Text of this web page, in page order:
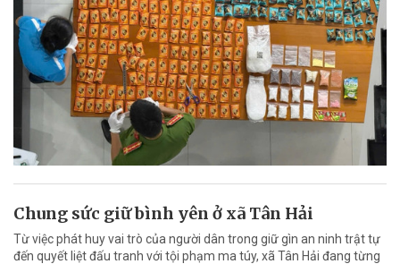
Chung sức giữ bình yên ở xã Tân Hải
Từ việc phát huy vai trò của người dân trong giữ gìn an ninh trật tự
đến quyết liệt đấu tranh với tội phạm ma túy, xã Tân Hải đang từng